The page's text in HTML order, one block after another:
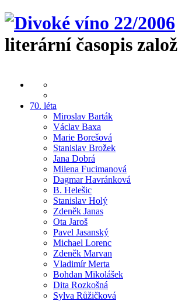
literární časopis
70. léta
Miroslav Barták
Václav Baxa
Marie Borešová
Stanislav Brožek
Jana Dobrá
Milena Fucimanová
Dagmar Havránková
B. Helešic
Stanislav Holý
Zdeněk Janas
Ota Jaroš
Pavel Jasanský
Michael Lorenc
Zdeněk Marvan
Vladimír Merta
Bohdan Mikolášek
Dita Rozkošná
Sylva Růžičková